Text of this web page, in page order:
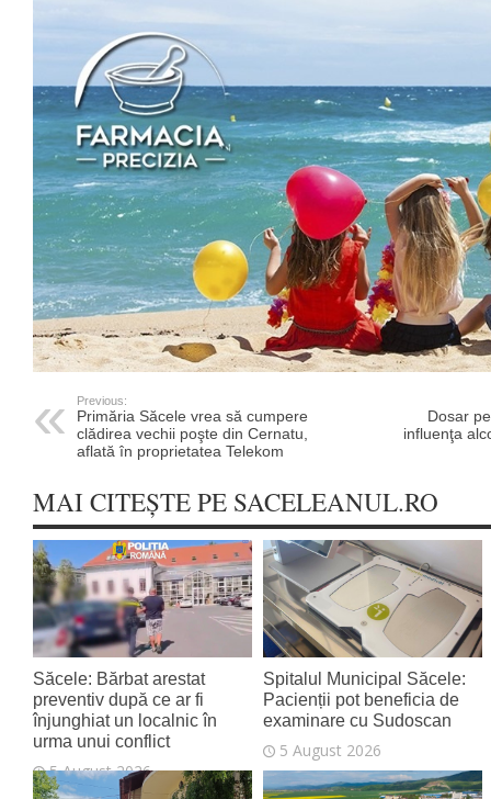
Previous:
Primăria Săcele vrea să cumpere
clădirea vechii poşte din Cernatu,
aflată în proprietatea Telekom
Dosar
influenţa
MAI CITEȘTE PE SACELEANUL.RO
Săcele: Bărbat arestat
preventiv după ce ar fi
înjunghiat un localnic în
urma unui conflict
5 August 2026
Spitalul Municipal Săcele:
Pacienții pot beneficia de
examinare cu Sudoscan
5 August 2026